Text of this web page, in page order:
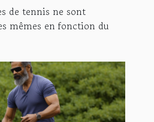
de tennis ne sont
mêmes en fonction du